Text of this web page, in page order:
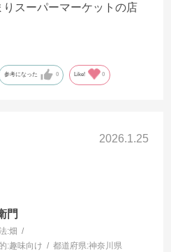
スーパーマーケットの店
参考になった 0 Like! 0
2026.1.25
門
:畑
:趣味向け 都道府県:神奈川県